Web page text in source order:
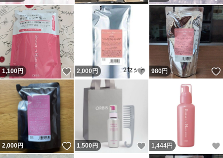
1,100円 いいね！
2,000 円 いいね！
980円
2,000円 いいね！
1,500円 いいね！
1,444円